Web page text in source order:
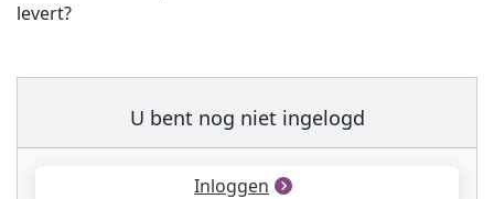
levert?
U bent nog niet ingelogd
Inloggen